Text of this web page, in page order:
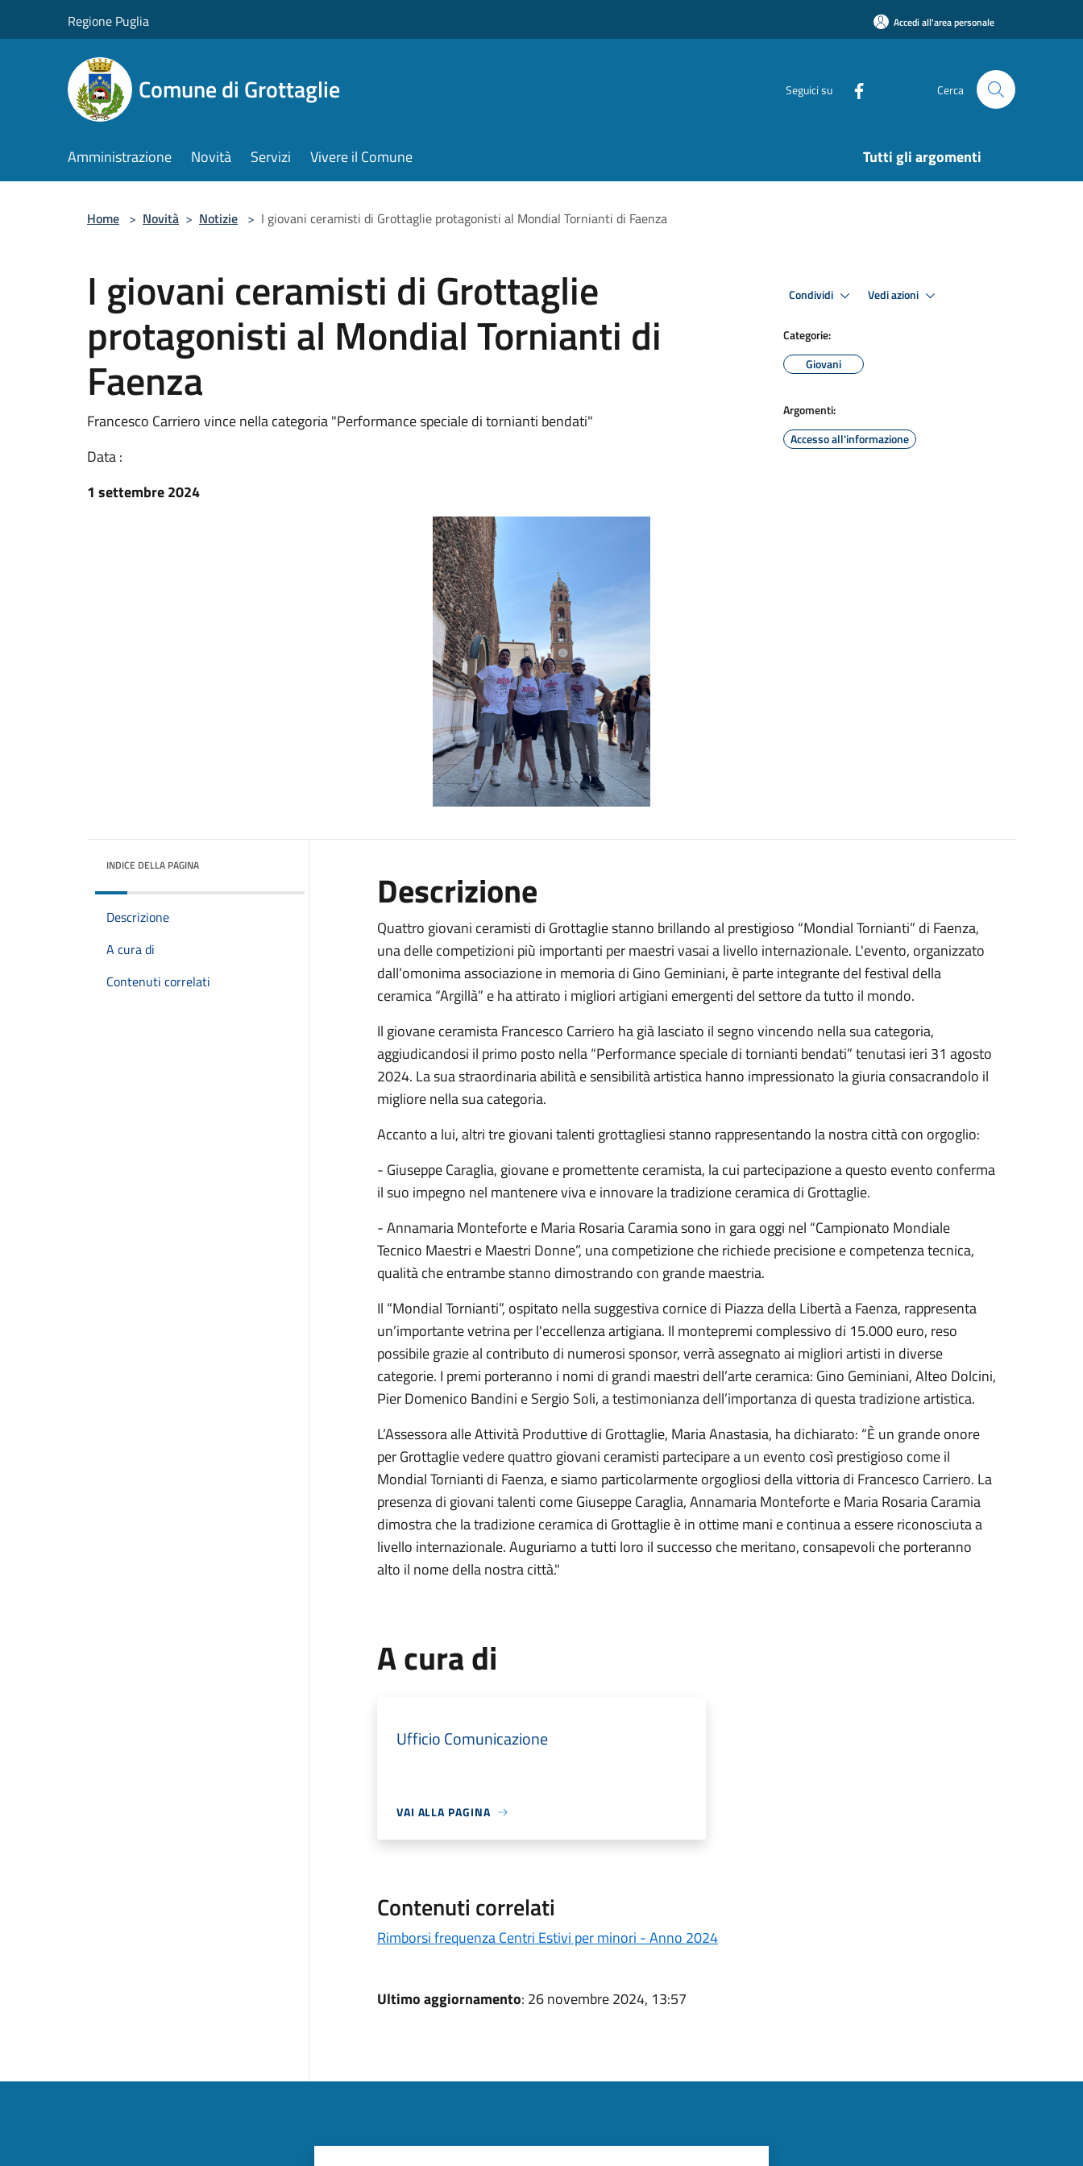
Regione Puglia Accedi all'area personale
Comune di Grottaglie Seguici su Cerca
Amministrazione Novità Servizi Vivere il Comune Tutti gli argomenti
Home > Novità > Notizie > I giovani ceramisti di Grottaglie protagonisti al Mondial Tornianti di Faenza
I giovani ceramisti di Grottaglie
protagonisti al Mondial Tornianti di
Faenza
Francesco Carriero vince nella categoria "Performance speciale di tornianti bendati"
Data :
1 settembre 2024
Condividi Vedi azioni
Categorie:
Giovani
Argomenti:
Accesso all'informazione
INDICE DELLA PAGINA
Descrizione
A cura di
Contenuti correlati
Descrizione
Quattro giovani ceramisti di Grottaglie stanno brillando al prestigioso “Mondial Tornianti” di Faenza,
una delle competizioni più importanti per maestri vasai a livello internazionale. L'evento, organizzato
dall’omonima associazione in memoria di Gino Geminiani, è parte integrante del festival della
ceramica “Argillà” e ha attirato i migliori artigiani emergenti del settore da tutto il mondo.
Il giovane ceramista Francesco Carriero ha già lasciato il segno vincendo nella sua categoria,
aggiudicandosi il primo posto nella “Performance speciale di tornianti bendati” tenutasi ieri 31 agosto
2024. La sua straordinaria abilità e sensibilità artistica hanno impressionato la giuria consacrandolo il
migliore nella sua categoria.
Accanto a lui, altri tre giovani talenti grottagliesi stanno rappresentando la nostra città con orgoglio:
- Giuseppe Caraglia, giovane e promettente ceramista, la cui partecipazione a questo evento conferma
il suo impegno nel mantenere viva e innovare la tradizione ceramica di Grottaglie.
- Annamaria Monteforte e Maria Rosaria Caramia sono in gara oggi nel “Campionato Mondiale
Tecnico Maestri e Maestri Donne”, una competizione che richiede precisione e competenza tecnica,
qualità che entrambe stanno dimostrando con grande maestria.
Il “Mondial Tornianti”, ospitato nella suggestiva cornice di Piazza della Libertà a Faenza, rappresenta
un’importante vetrina per l'eccellenza artigiana. Il montepremi complessivo di 15.000 euro, reso
possibile grazie al contributo di numerosi sponsor, verrà assegnato ai migliori artisti in diverse
categorie. I premi porteranno i nomi di grandi maestri dell’arte ceramica: Gino Geminiani, Alteo Dolcini,
Pier Domenico Bandini e Sergio Soli, a testimonianza dell’importanza di questa tradizione artistica.
L’Assessora alle Attività Produttive di Grottaglie, Maria Anastasia, ha dichiarato: “È un grande onore
per Grottaglie vedere quattro giovani ceramisti partecipare a un evento così prestigioso come il
Mondial Tornianti di Faenza, e siamo particolarmente orgogliosi della vittoria di Francesco Carriero. La
presenza di giovani talenti come Giuseppe Caraglia, Annamaria Monteforte e Maria Rosaria Caramia
dimostra che la tradizione ceramica di Grottaglie è in ottime mani e continua a essere riconosciuta a
livello internazionale. Auguriamo a tutti loro il successo che meritano, consapevoli che porteranno
alto il nome della nostra città."
A cura di
Ufficio Comunicazione
VAI ALLA PAGINA
Contenuti correlati
Rimborsi frequenza Centri Estivi per minori - Anno 2024
Ultimo aggiornamento: 26 novembre 2024, 13:57